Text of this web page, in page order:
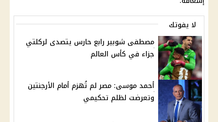
لا يفوتك
مصطفى شوبير رابع حارس يتصدى لركلتي
جزاء في كأس العالم
أحمد موسى: مصر لم تُهزم أمام الأرجنتين
وتعرضت لظلم تحكيمي